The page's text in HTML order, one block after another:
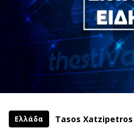
Ελλάδα Tasos Xatzipetros